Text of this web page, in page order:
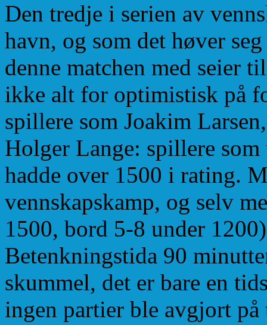
Den tredje i serien av
havn, og som det høver
denne matchen med seier
ikke alt for optimistisk på
spillere som Joakim
Holger Lange: spillere
hadde over 1500 i rating.
vennskapskamp, og selv
1500, bord 5-8 under
Betenkningstida 90
skummel, det er bare en
ingen partier ble avgjort på